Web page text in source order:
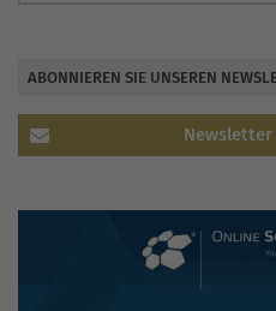
ABONNIEREN SIE UNSEREN